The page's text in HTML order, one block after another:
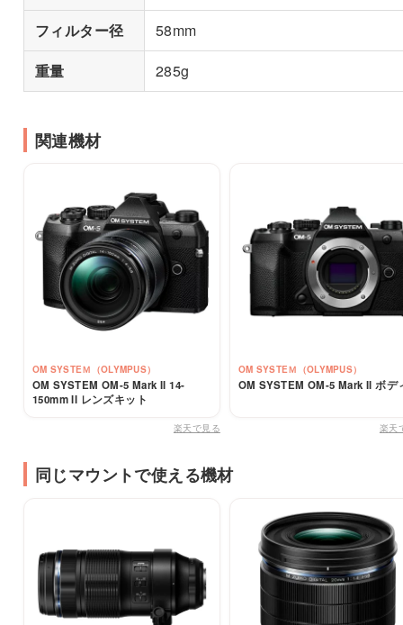
フィルター径
58mm
重量
285g
関連機材
OM SYSTEＭ（OLYMPUS）
OM SYSTEM OM-5 Mark II 14-
150mm II レンズキット
楽天で見る
OM SYSTEＭ（OLYMPUS）
OM SYSTEM OM-5 Mark II ボデ
楽天
同じマウントで使える機材